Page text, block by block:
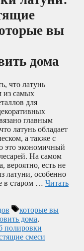
вы
дома
что латунь
из самых
для
главным
латунь обладает
а также с
это экономичный
На самом
вероятно, есть не
латуни, особенно
в старом … Читать
Метки
которые вы
дома,
полировки
смеси